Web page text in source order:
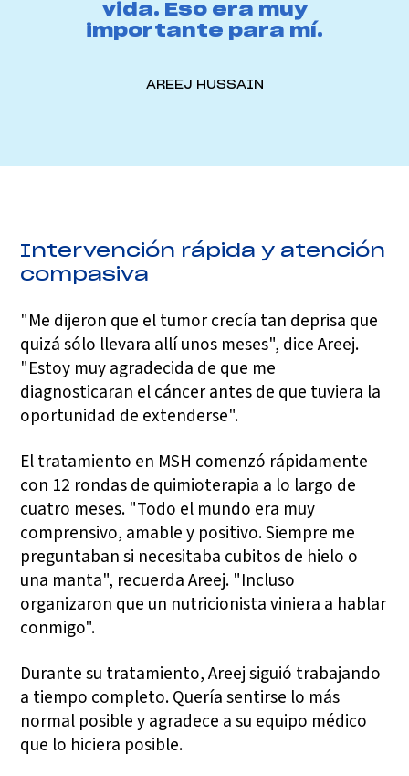
vida. Eso era muy
importante para mí.
AREEJ HUSSAIN
Intervención rápida y atención
compasiva
"Me dijeron que el tumor crecía tan deprisa que
quizá sólo llevara allí unos meses", dice Areej.
"Estoy muy agradecida de que me
diagnosticaran el cáncer antes de que tuviera la
oportunidad de extenderse".
El tratamiento en MSH comenzó rápidamente
con 12 rondas de quimioterapia a lo largo de
cuatro meses. "Todo el mundo era muy
comprensivo, amable y positivo. Siempre me
preguntaban si necesitaba cubitos de hielo o
una manta", recuerda Areej. "Incluso
organizaron que un nutricionista viniera a hablar
conmigo".
Durante su tratamiento, Areej siguió trabajando
a tiempo completo. Quería sentirse lo más
normal posible y agradece a su equipo médico
que lo hiciera posible.